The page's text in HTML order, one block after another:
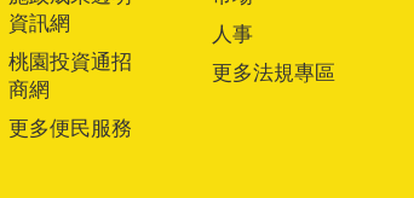
資訊網
桃園投資通招
商網
更多便民服務
人事
更多法規專區